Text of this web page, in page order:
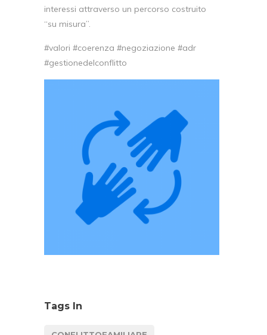
interessi attraverso un percorso costruito
“su misura”.
#valori #coerenza #negoziazione #adr
#gestionedelconflitto
Tags In